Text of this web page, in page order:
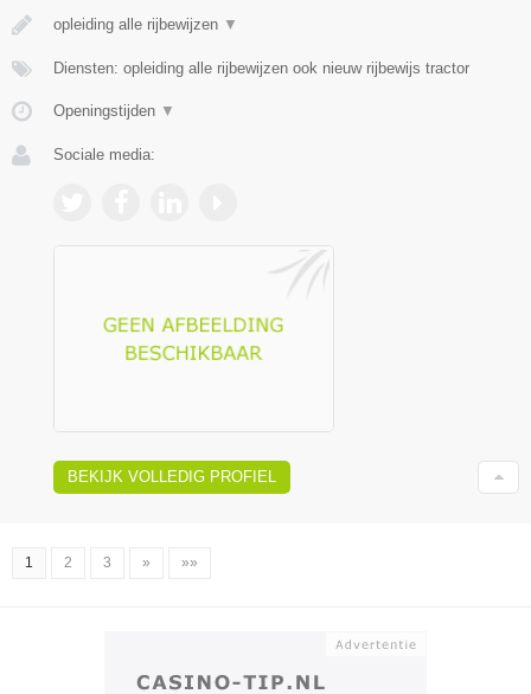
opleiding alle rijbewijzen ▼
Diensten: opleiding alle rijbewijzen ook nieuw rijbewijs tractor
Openingstijden ▼
Sociale media:
BEKIJK VOLLEDIG PROFIEL
1 2 3 » »»